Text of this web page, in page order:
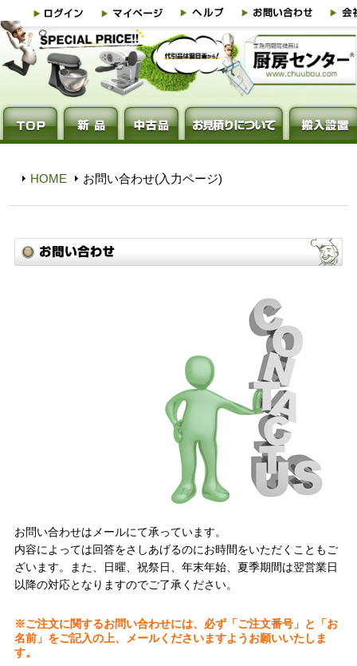
HOME お問い合わせ(入力ページ)
お問い合わせはメールにて承っています。
内容によっては回答をさしあげるのにお時間をいただくこともご
ざいます。また、日曜、祝祭日、年末年始、夏季期間は翌営業日
以降の対応となりますのでご了承ください。
※ご注文に関するお問い合わせには、必ず「ご注文番号」と「お
名前」をご記入の上、メールくださいますようお願いいたしま
す。